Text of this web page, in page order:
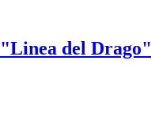
del Drago"